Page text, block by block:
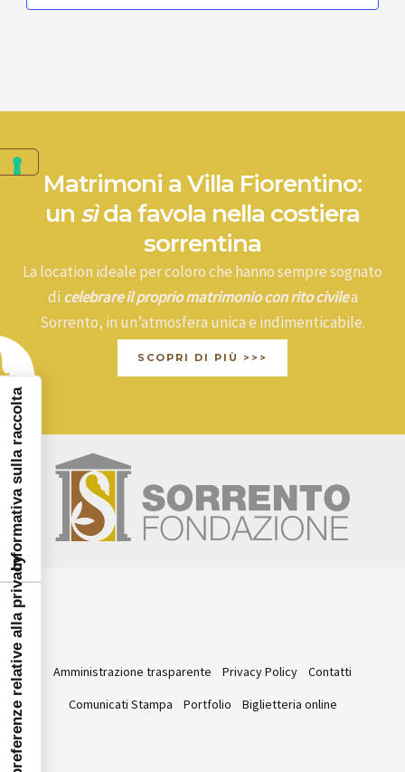
Matrimoni a Villa Fiorentino:
un sìda favola nella costiera
sorrentina
La location ideale per coloro che hanno sempre sognato
di celebrare il proprio matrimonio con rito civilea
Sorrento, in un’atmosfera unica e indimenticabile.
SCOPRI DI PIÙ >>>
Amministrazione trasparente Privacy Policy
Contatti
Comunicati Stampa
Portfolio Biglietteria online
Le tue preferenze relative alla privacy
Informativa sulla raccolta